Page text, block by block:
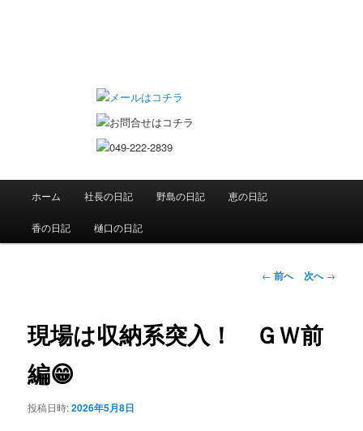
ていちゃん大工日記
メインコンテンツへ移動
ホーム 社長の日記 野島の日記 恵の日記
香の日記 樋口の日記
投稿ナビゲーシ
← 前へ 次へ→
現場は収納系突入！ ＧＷ前
編😁
投稿日時:2026年5月8日